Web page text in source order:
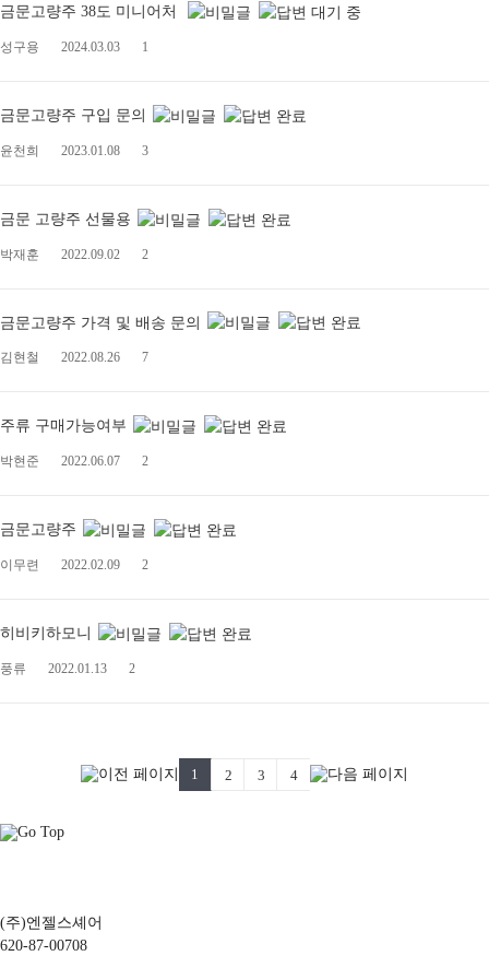
금문고량주 38도 미니어처
성구용 2024.03.03 1
금문고량주 구입 문의
윤천희 2023.01.08 3
금문 고량주 선물용
박재훈 2022.09.02 2
금문고량주 가격 및 배송 문의
김현철 2022.08.26 7
주류 구매가능여부
박현준 2022.06.07 2
금문고량주
이무련 2022.02.09 2
히비키하모니
풍류 2022.01.13 2
1 2 3 4
(주)엔젤스셰어
620-87-00708